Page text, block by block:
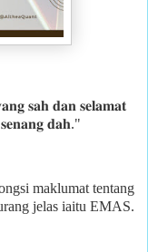
𝐬𝐚𝐡 𝐝𝐚𝐧 𝐬𝐞𝐥𝐚𝐦𝐚𝐭
𝐝𝐚𝐡."
maklumat tentang
jelas iaitu EMAS.